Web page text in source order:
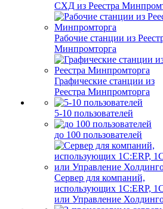
СХД из Реестра
Рабочие станции из
Минпромторга
Графические станции из
Реестра Минпромторга
5-10 пользователей
до 100 пользователей
Сервер для компаний,
использующих 1C:ERP,
или Управление